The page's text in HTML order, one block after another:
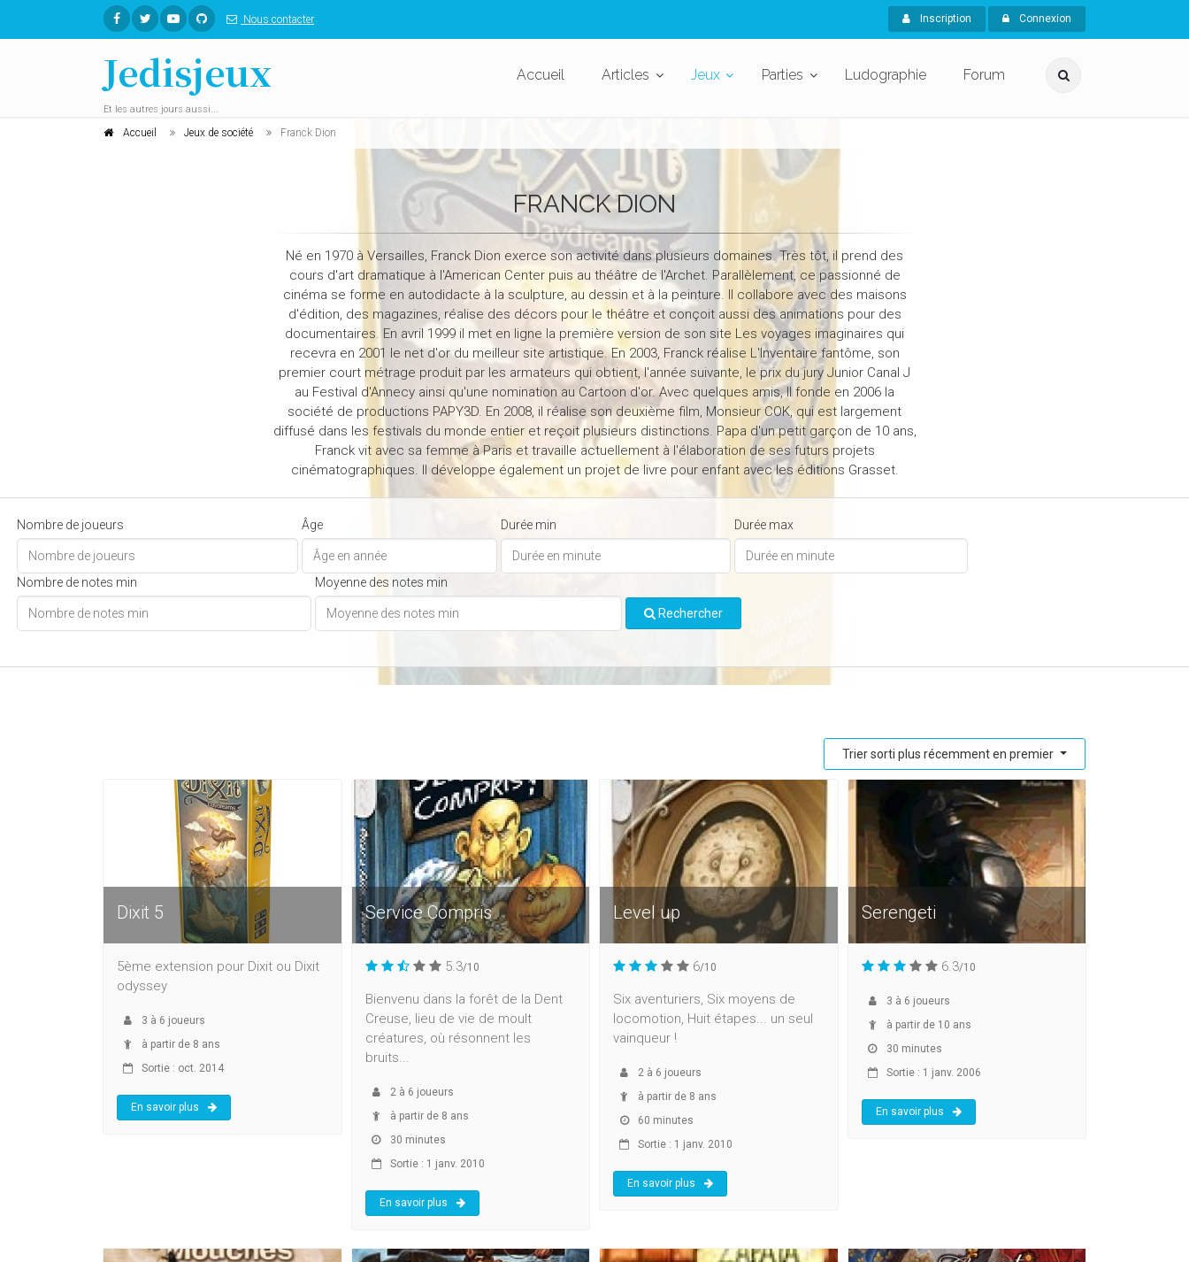
Nous contacter Inscription Connexion
Jedisjeux
Et les autres jours aussi...
Accueil Articles Jeux Parties Ludographie Forum
Accueil Jeux de société Franck Dion
FRANCK DION
Né en 1970 à Versailles, Franck Dion exerce son activité dans plusieurs domaines. Très tôt, il prend des
cours d'art dramatique à l'American Center puis au théâtre de l'Archet. Parallèlement, ce passionné de
cinéma se forme en autodidacte à la sculpture, au dessin et à la peinture. Il collabore avec des maisons
d'édition, des magazines, réalise des décors pour le théâtre et conçoit aussi des animations pour des
documentaires. En avril 1999 il met en ligne la première version de son site Les voyages imaginaires qui
recevra en 2001 le net d'or du meilleur site artistique. En 2003, Franck réalise L'Inventaire fantôme, son
premier court métrage produit par les armateurs qui obtient, l'année suivante, le prix du jury Junior Canal J
au Festival d'Annecy ainsi qu'une nomination au Cartoon d'or. Avec quelques amis, Il fonde en 2006 la
société de productions PAPY3D. En 2008, il réalise son deuxième film, Monsieur COK, qui est largement
diffusé dans les festivals du monde entier et reçoit plusieurs distinctions. Papa d'un petit garçon de 10 ans,
Franck vit avec sa femme à Paris et travaille actuellement à l'élaboration de ses futurs projets
cinématographiques. Il développe également un projet de livre pour enfant avec les éditions Grasset.
Nombre de joueurs Âge Durée min Durée max
Nombre de notes min Moyenne des notes min
Rechercher
Trier sorti plus récemment en premier
Dixit 5
5ème extension pour Dixit ou Dixit
odyssey
3 à 6 joueurs
à partir de 8 ans
Sortie : oct. 2014
En savoir plus
Service Compris
5.3/10
Bienvenu dans la forêt de la Dent
Creuse, lieu de vie de moult
créatures, où résonnent les
bruits...
2 à 6 joueurs
à partir de 8 ans
30 minutes
Sortie : 1 janv. 2010
En savoir plus
Level up
6/10
Six aventuriers, Six moyens de
locomotion, Huit étapes... un seul
vainqueur !
2 à 6 joueurs
à partir de 8 ans
60 minutes
Sortie : 1 janv. 2010
En savoir plus
Serengeti
6.3/10
3 à 6 joueurs
à partir de 10 ans
30 minutes
Sortie : 1 janv. 2006
En savoir plus